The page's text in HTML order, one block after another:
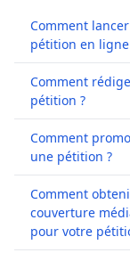
Comment
pétition en ligne
Comment
pétition ?
Comment
une pétition ?
Comment
couverture
pour votre